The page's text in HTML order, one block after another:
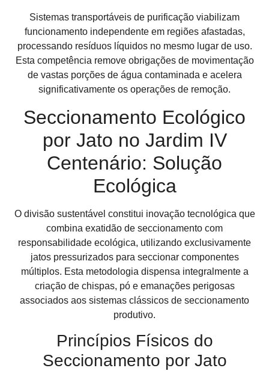
Sistemas transportáveis de purificação viabilizam
funcionamento independente em regiões afastadas,
processando resíduos líquidos no mesmo lugar de uso.
Esta competência remove obrigações de movimentação
de vastas porções de água contaminada e acelera
significativamente os operações de remoção.
Seccionamento Ecológico
por Jato no Jardim IV
Centenário: Solução
Ecológica
O divisão sustentável constitui inovação tecnológica que
combina exatidão de seccionamento com
responsabilidade ecológica, utilizando exclusivamente
jatos pressurizados para seccionar componentes
múltiplos. Esta metodologia dispensa integralmente a
criação de chispas, pó e emanações perigosas
associados aos sistemas clássicos de seccionamento
produtivo.
Princípios Físicos do
Seccionamento por Jato